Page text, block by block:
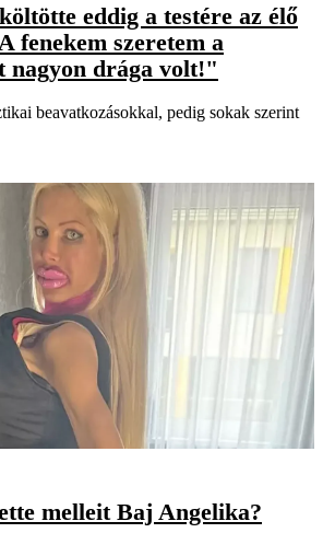
eddig a testére az élő
fenekem szeretem a
nagyon drága volt!"
beavatkozásokkal, pedig sokak szerint
melleit Baj Angelika?